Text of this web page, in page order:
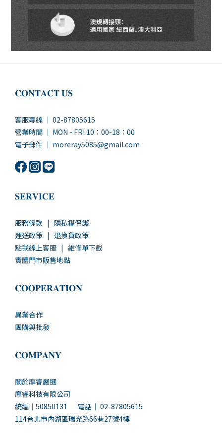
𝐂𝐎𝐍𝐓𝐀𝐂𝐓 𝐔𝐒
客服專線 ｜ 02-87805615
營業時間 ｜ MON - FRI 10：00-18：00
電子郵件 ｜ moreray5085@gmail.com
𝐒𝐄𝐑𝐕𝐈𝐂𝐄
服務條款 | 隱私權保護
運送政策 | 退換貨政策
點我線上客服 | 維修單下載
實體門市販售地點
𝐂𝐎𝐎𝐏𝐄𝐑𝐀𝐓𝐈𝐎𝐍
異業合作
團購與批發
𝐂𝐎𝐌𝐏𝐀𝐍𝐘
關於摩睿嚴選
摩睿科技有限公司
統編｜50850131 電話｜ 02-87805615
114台北市內湖區瑞光路66巷27號4樓